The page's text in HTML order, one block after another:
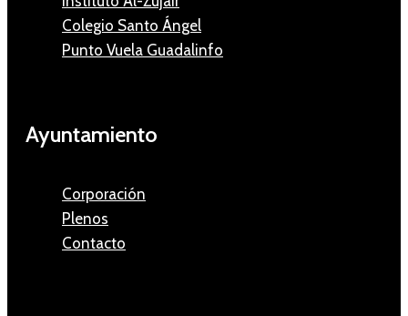
Colegio Santo Ángel
Punto Vuela Guadalinfo
Ayuntamiento
Corporación
Plenos
Contacto